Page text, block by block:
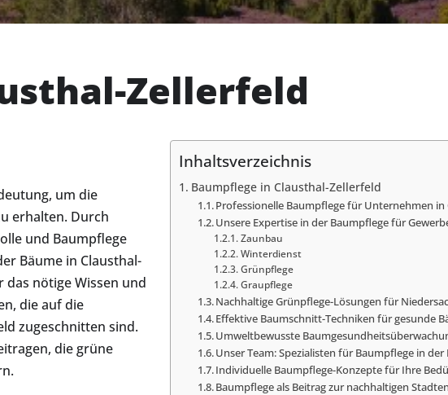
Zellerfeld
Inhaltsverzeichnis
Baumpflege in Clausthal-Zellerfeld
Professionelle Baumpflege für Unternehmen in
Unsere Expertise in der Baumpflege für
Zaunbau
Winterdienst
Grünpflege
Graupflege
Nachhaltige Grünpflege-Lösungen für
Effektive Baumschnitt-Techniken für gesunde
Umweltbewusste
Unser Team: Spezialisten für Baumpflege in der
Individuelle Baumpflege-Konzepte für Ihre
Baumpflege als Beitrag zur nachhaltigen
um die
erhalten. Durch
und Baumpflege
Bäume in Clausthal-
nötige Wissen und
die auf die
zugeschnitten sind.
die grüne